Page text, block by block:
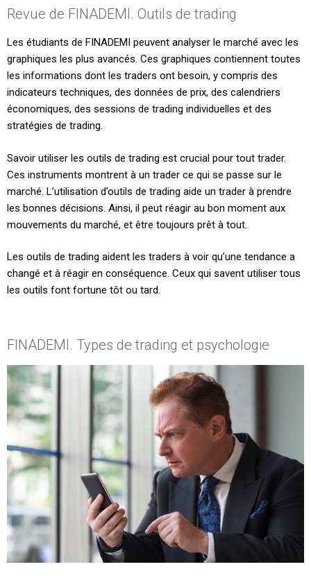
Revue de FINADEMI. Outils de trading
Les étudiants de FINADEMI peuvent analyser le marché avec les
graphiques les plus avancés. Ces graphiques contiennent toutes
les informations dont les traders ont besoin, y compris des
indicateurs techniques, des données de prix, des calendriers
économiques, des sessions de trading individuelles et des
stratégies de trading.
Savoir utiliser les outils de trading est crucial pour tout trader.
Ces instruments montrent à un trader ce qui se passe sur le
marché. L’utilisation d’outils de trading aide un trader à prendre
les bonnes décisions. Ainsi, il peut réagir au bon moment aux
mouvements du marché, et être toujours prêt à tout.
Les outils de trading aident les traders à voir qu’une tendance a
changé et à réagir en conséquence. Ceux qui savent utiliser tous
les outils font fortune tôt ou tard.
FINADEMI. Types de trading et psychologie